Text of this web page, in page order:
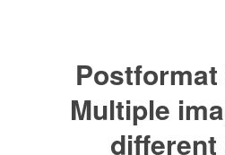
Multiple
different